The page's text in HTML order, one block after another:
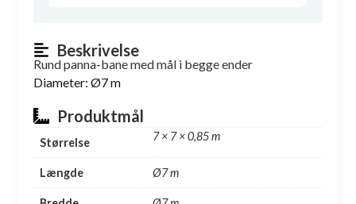
Beskrivelse
Rund panna-bane med mål i begge ender
Diameter: Ø7 m
Produktmål
Størrelse 7 × 7 × 0,85 m
Længde Ø7 m